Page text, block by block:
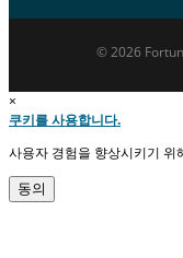
© 2026
×
쿠키를 사용합니다.
사용자 경험을 향상시키기 위
동의